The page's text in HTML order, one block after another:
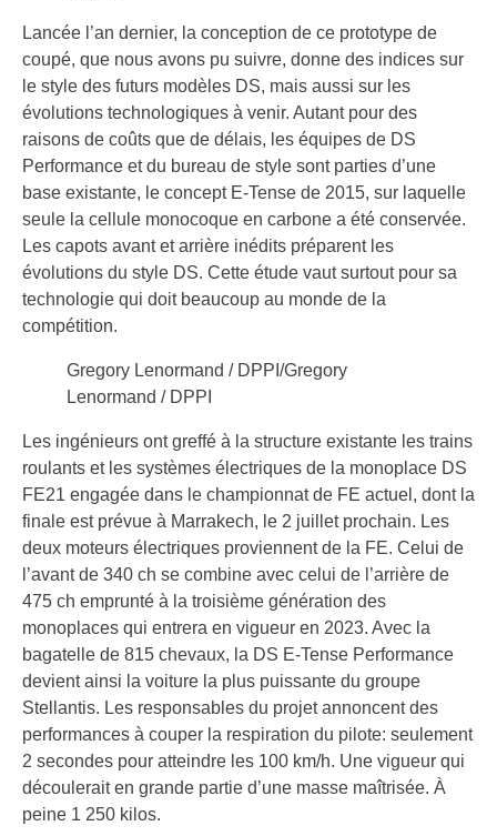
Lancée l’an dernier, la conception de ce prototype de
coupé, que nous avons pu suivre, donne des indices sur
le style des futurs modèles DS, mais aussi sur les
évolutions technologiques à venir. Autant pour des
raisons de coûts que de délais, les équipes de DS
Performance et du bureau de style sont parties d’une
base existante, le concept E-Tense de 2015, sur laquelle
seule la cellule monocoque en carbone a été conservée.
Les capots avant et arrière inédits préparent les
évolutions du style DS. Cette étude vaut surtout pour sa
technologie qui doit beaucoup au monde de la
compétition.
Gregory Lenormand / DPPI/Gregory
Lenormand / DPPI
Les ingénieurs ont greffé à la structure existante les trains
roulants et les systèmes électriques de la monoplace DS
FE21 engagée dans le championnat de FE actuel, dont la
finale est prévue à Marrakech, le 2 juillet prochain. Les
deux moteurs électriques proviennent de la FE. Celui de
l’avant de 340 ch se combine avec celui de l’arrière de
475 ch emprunté à la troisième génération des
monoplaces qui entrera en vigueur en 2023. Avec la
bagatelle de 815 chevaux, la DS E-Tense Performance
devient ainsi la voiture la plus puissante du groupe
Stellantis. Les responsables du projet annoncent des
performances à couper la respiration du pilote: seulement
2 secondes pour atteindre les 100 km/h. Une vigueur qui
découlerait en grande partie d’une masse maîtrisée. À
peine 1 250 kilos.